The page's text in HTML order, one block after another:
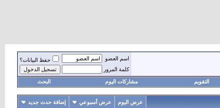
اسم العضو
حفظ البيانات؟
كلمة المرور
التقويم مشاركات اليوم البحث
عرض اليوم عرض أسبوعي إضافة حدث جديد